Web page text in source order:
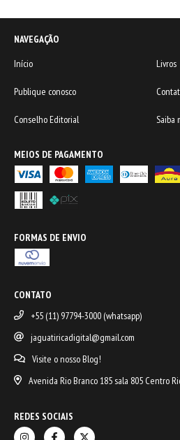
NAVEGAÇÃO
Início
Livros
Publique conosco
Conselho Editorial Saiba
MEIOS DE PAGAMENTO
FORMAS DE ENVIO
CONTATO
+55 (11) 97794-3000 (whatsapp)
jaguatiricadigital@gmail.com
Visite o nosso Blog!
Avenida Rio Branco 185 sala 805 Centro
REDES SOCIAIS